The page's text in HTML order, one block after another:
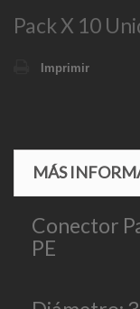
Pack X 10
Imprimir
MÁS
Conector
PE